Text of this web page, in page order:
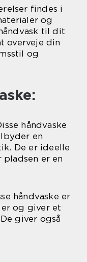
findes i
og
til dit
overveje din
og
håndvaske
en
De er ideelle
er en
håndvaske er
og giver et
giver også